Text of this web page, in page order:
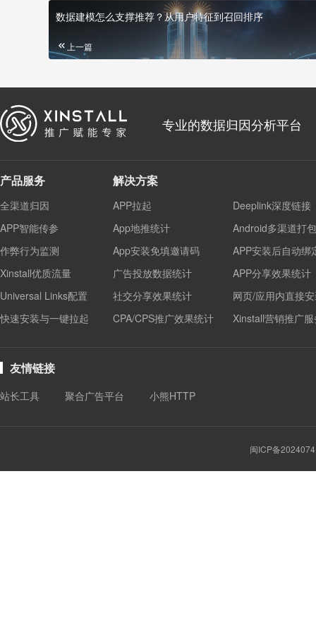
数据建模怎么支撑推荐？从用户特征到召回排序
上一篇
专业的数据归因分析平台
产品服务
全渠道归因
APP智能传参
作弊行为监测
Xinstall优质流量
Universal Links配置
快速安装与一键拉起
解决方案
APP拉起
Deeplink深度链接
App地推统计
Android多渠道打包
App安装免填邀请码
APP安装后自动绑
广告投放数据统计
APP分享效果统计
社交分享效果统计
网页/应用内直接
CPA/CPS推广效果统计
Xinstall营销推广
友情链接
站长工具 聚合广告平台 小熊HTTP
闽ICP备